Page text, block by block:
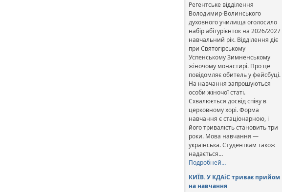
Регентське відділення
Володимир-Волинського
духовного училища оголосило
набір абітурієнток на 2026/2027
навчальний рік. Відділення діє
при Святогірському
Успенському Зимненському
жіночому монастирі. Про це
повідомляє обитель у фейсбуці.
На навчання запрошуються
особи жіночої статі.
Схвалюється досвід співу в
церковному хорі. Форма
навчання є стаціонарною, і
його тривалість становить три
роки. Мова навчання —
українська. Студенткам також
надається…
Подробней…
КИЇВ. У КДАіС триває прийом
на навчання